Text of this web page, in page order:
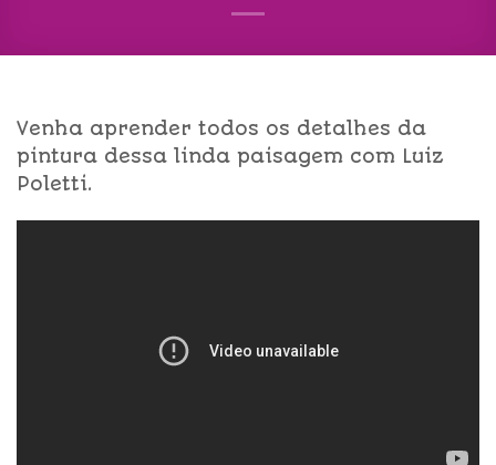
Venha aprender todos os detalhes da
pintura dessa linda paisagem com Luiz
Poletti.